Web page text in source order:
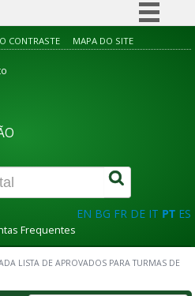
Simplifique!
Canais
CONTRASTE MAPA DO SITE
EN BG FR DE IT PT ES
Frequentes
LISTA DE APROVADOS PARA TURMAS DE